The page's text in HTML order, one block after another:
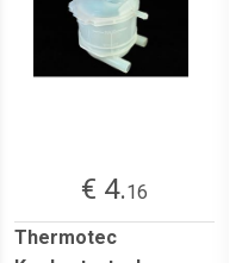
€ 4.16
Thermotec